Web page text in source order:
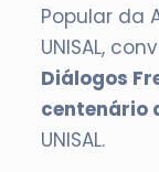
Popular da
UNISAL,
Diálogos
centenário
UNISAL.